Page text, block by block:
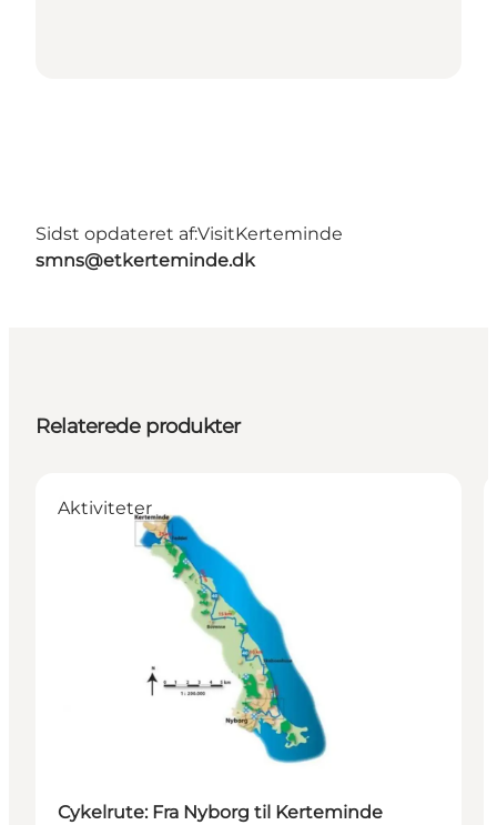
Sidst opdateret af:VisitKerteminde
smns@etkerteminde.dk
Relaterede produkter
Aktiviteter
Cykelrute: Fra Nyborg til Kerteminde